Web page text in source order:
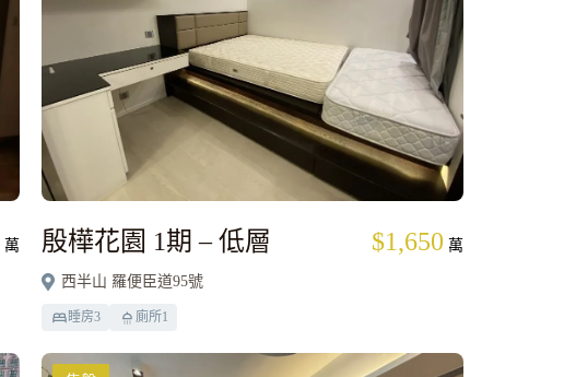
萬 殷樺花園 1期 – 低層 $1,650 萬
西半山 羅便臣道95號
睡房3 廁所1